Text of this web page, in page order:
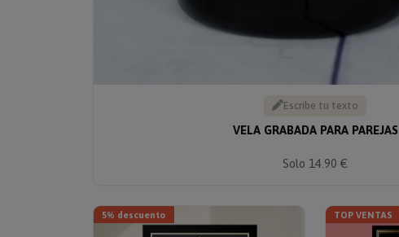
Escribe tu texto
VELA GRABADA PARA PAREJAS
Solo 14.90 €
5% descuento TOP VENTAS